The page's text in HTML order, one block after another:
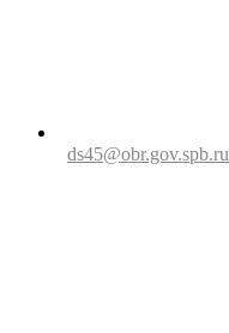
ds45@obr.gov.spb.ru